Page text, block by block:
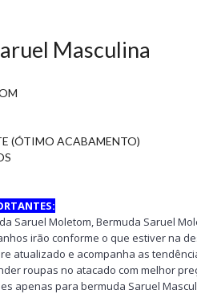
Masculina
(ÓTIMO ACABAMENTO)
Saruel Moletom, Bermuda Saruel
irão conforme o que estiver na
atualizado e acompanha as
roupas no atacado com melhor
apenas para bermuda Saruel